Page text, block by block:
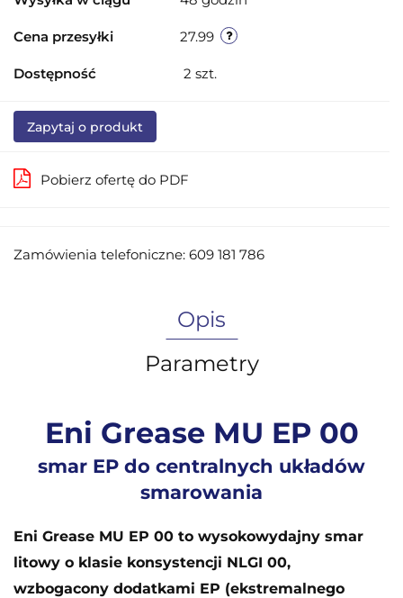
Cena przesyłki 27.99
Dostępność 2 szt.
Zapytaj o produkt
Pobierz ofertę do PDF
Zamówienia telefoniczne: 609 181 786
Opis
Parametry
Eni Grease MU EP 00
smar EP do centralnych układów
smarowania
Eni Grease MU EP 00 to wysokowydajny smar
litowy o klasie konsystencji NLGI 00,
wzbogacony dodatkami EP (ekstremalnego